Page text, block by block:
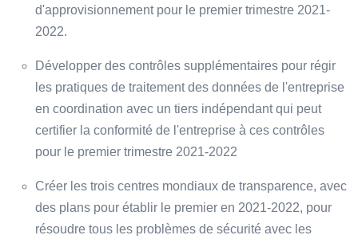
d'approvisionnement pour le premier trimestre 2021-
2022.
Développer des contrôles supplémentaires pour régir
les pratiques de traitement des données de l'entreprise
en coordination avec un tiers indépendant qui peut
certifier la conformité de l'entreprise à ces contrôles
pour le premier trimestre 2021-2022
Créer les trois centres mondiaux de transparence, avec
des plans pour établir le premier en 2021-2022, pour
résoudre tous les problèmes de sécurité avec les